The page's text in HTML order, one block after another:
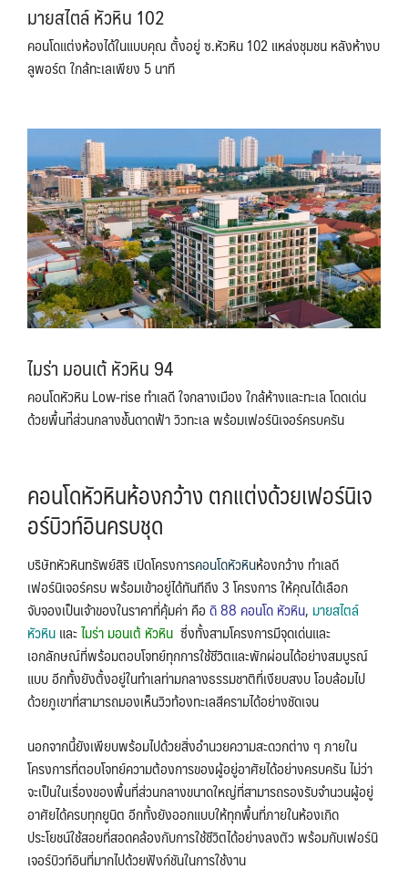
มายสไตล์ หัวหิน 102
คอนโดแต่งห้องได้ในแบบคุณ ตั้งอยู่ ซ.หัวหิน 102 แหล่งชุมชน หลังห้างบ
ลูพอร์ต ใกล้ทะเลเพียง 5 นาที
ไมร่า มอนเต้ หัวหิน 94
คอนโดหัวหิน Low-rise ทําเลดี ใจกลางเมือง ใกล้ห้างและทะเล โดดเด่น
ด้วยพื้นท่ีส่วนกลางช้ันดาดฟ้า วิวทะเล พร้อมเฟอร์นิเจอร์ครบครัน
คอนโดหัวหินห้องกว้างตกแต่งด้วยเฟอร์นิเจ
อร์บิวท์อินครบชุด
บริษัทหัวหินทรัพย์สิริ เปิดโครงการคอนโดหัวหินห้องกว้าง ทำเลดี
เฟอร์นิเจอร์ครบ พร้อมเข้าอยู่ได้ทันทีถึง 3 โครงการ ให้คุณได้เลือก
จับจองเป็นเจ้าของในราคาที่คุ้มค่า คือดิ 88 คอนโด หัวหิน, มายสไตล์
หัวหินและไมร่า มอนเต้ หัวหิน ซึ่งทั้งสามโครงการมีจุดเด่นและ
เอกลักษณ์ที่พร้อมตอบโจทย์ทุกการใช้ชีวิตและพักผ่อนได้อย่างสมบูรณ์
แบบ อีกทั้งยังตั้งอยู่ในทำเลท่ามกลางธรรมชาติที่เงียบสงบ โอบล้อมไป
ด้วยภูเขาที่สามารถมองเห็นวิวท้องทะเลสีครามได้อย่างชัดเจน
นอกจากนี้ยังเพียบพร้อมไปด้วยสิ่งอำนวยความสะดวกต่าง ๆ ภายใน
โครงการที่ตอบโจทย์ความต้องการของผู้อยู่อาศัยได้อย่างครบครัน ไม่ว่า
จะเป็นในเรื่องของพื้นที่ส่วนกลางขนาดใหญ่ที่สามารถรองรับจำนวนผู้อยู่
อาศัยได้ครบทุกยูนิต อีกทั้งยังออกแบบให้ทุกพื้นที่ภายในห้องเกิด
ประโยชน์ใช้สอยที่สอดคล้องกับการใช้ชีวิตได้อย่างลงตัว พร้อมกับเฟอร์นิ
เจอร์บิวท์อินที่มากไปด้วยฟังก์ชันในการใช้งาน